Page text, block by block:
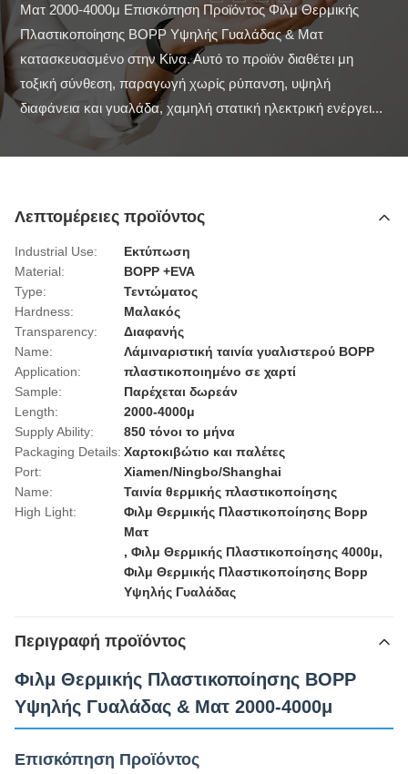
Ματ 2000-4000μ Επισκόπηση Προϊόντος Φιλμ Θερμικής
Πλαστικοποίησης BOPP Υψηλής Γυαλάδας & Ματ
κατασκευασμένο στην Κίνα. Αυτό το προϊόν διαθέτει μη
τοξική σύνθεση, παραγωγή χωρίς ρύπανση, υψηλή
διαφάνεια και γυαλάδα, χαμηλή στατική ηλεκτρική ενέργει...
Λεπτομέρειες προϊόντος
Industrial Use:
Εκτύπωση
Material:
BOPP +EVA
Type:
Τεντώματος
Hardness:
Μαλακός
Transparency:
Διαφανής
Name:
Λάμιναριστική ταινία γυαλιστερού BOPP
Application:
πλαστικοποιημένο σε χαρτί
Sample:
Παρέχεται δωρεάν
Length:
2000-4000μ
Supply Ability:
850 τόνοι το μήνα
Packaging Details: Χαρτοκιβώτιο και παλέτες
Port:
Xiamen/Ningbo/Shanghai
Name:
Ταινία θερμικής πλαστικοποίησης
High Light:
Φιλμ Θερμικής Πλαστικοποίησης Bopp
Ματ
, Φιλμ Θερμικής Πλαστικοποίησης 4000μ,
Φιλμ Θερμικής Πλαστικοποίησης Bopp
Υψηλής Γυαλάδας
Περιγραφή προϊόντος
Φιλμ Θερμικής Πλαστικοποίησης BOPP
Υψηλής Γυαλάδας & Ματ 2000-4000μ
Επισκόπηση Προϊόντος